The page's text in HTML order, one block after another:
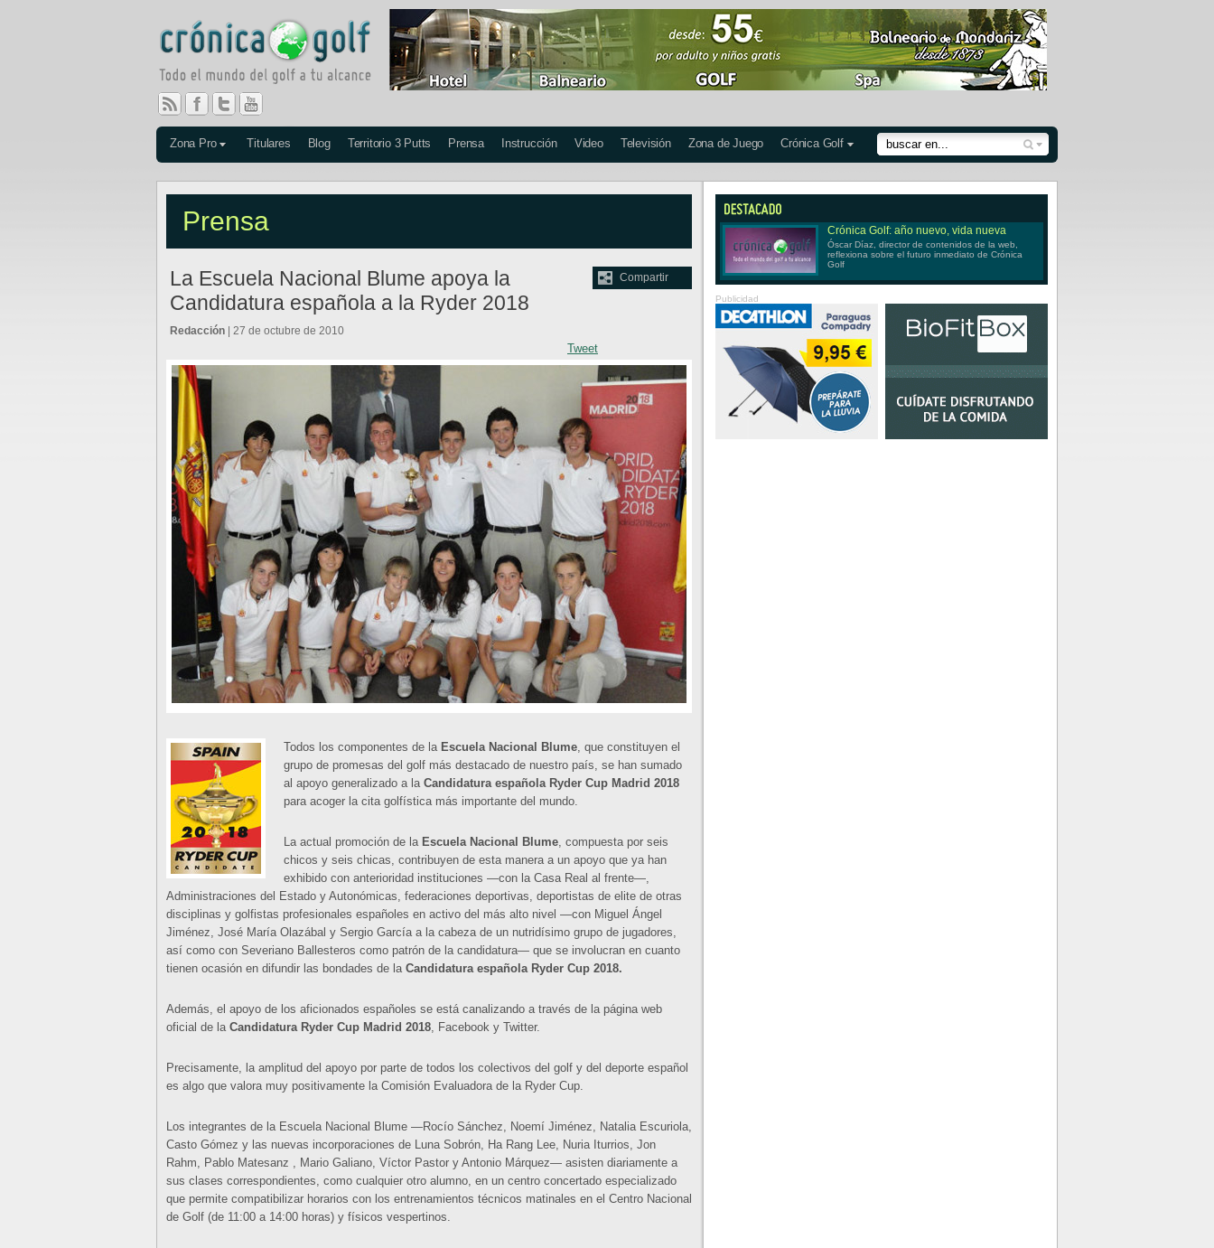
Zona Pro Titulares Blog Territorio 3 Putts Prensa Instrucción Video Televisión Zona de Juego Crónica Golf
Prensa
Compartir
La Escuela Nacional Blume apoya la
Candidatura española a la Ryder 2018
Tweet
Redacción | 27 de octubre de 2010
Todos los componentes de la Escuela Nacional Blume, que constituyen el
grupo de promesas del golf más destacado de nuestro país, se han sumado
al apoyo generalizado a la Candidatura española Ryder Cup Madrid 2018
para acoger la cita golfística más importante del mundo.
La actual promoción de la Escuela Nacional Blume, compuesta por seis
chicos y seis chicas, contribuyen de esta manera a un apoyo que ya han
exhibido con anterioridad instituciones —con la Casa Real al frente—,
Administraciones del Estado y Autonómicas, federaciones deportivas, deportistas de elite de otras
disciplinas y golfistas profesionales españoles en activo del más alto nivel —con Miguel Ángel
Jiménez, José María Olazábal y Sergio García a la cabeza de un nutridísimo grupo de jugadores,
así como con Severiano Ballesteros como patrón de la candidatura— que se involucran en cuanto
tienen ocasión en difundir las bondades de la Candidatura española Ryder Cup 2018.
Además, el apoyo de los aficionados españoles se está canalizando a través de la página web
oficial de la Candidatura Ryder Cup Madrid 2018, Facebook y Twitter.
Precisamente, la amplitud del apoyo por parte de todos los colectivos del golf y del deporte español
es algo que valora muy positivamente la Comisión Evaluadora de la Ryder Cup.
Los integrantes de la Escuela Nacional Blume —Rocío Sánchez, Noemí Jiménez, Natalia Escuriola,
Casto Gómez y las nuevas incorporaciones de Luna Sobrón, Ha Rang Lee, Nuria Iturrios, Jon
Rahm, Pablo Matesanz , Mario Galiano, Víctor Pastor y Antonio Márquez— asisten diariamente a
sus clases correspondientes, como cualquier otro alumno, en un centro concertado especializado
que permite compatibilizar horarios con los entrenamientos técnicos matinales en el Centro Nacional
de Golf (de 11:00 a 14:00 horas) y físicos vespertinos.
Crónica Golf: año nuevo, vida nueva
Óscar Díaz, director de contenidos de la web,
reflexiona sobre el futuro inmediato de Crónica
Golf
Publicidad